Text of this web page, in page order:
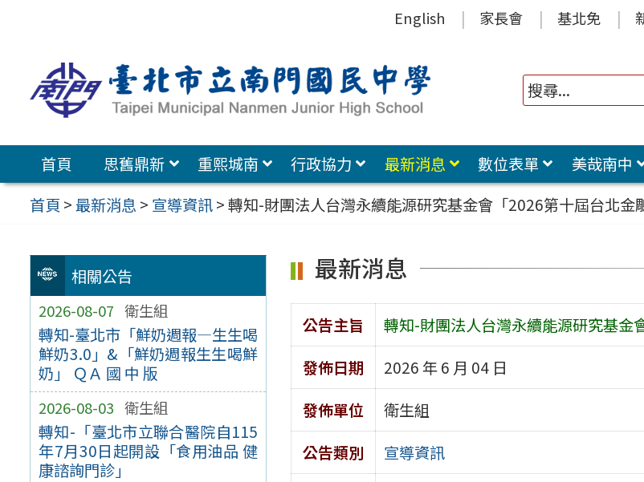
容
區
English 家長會 基北免
首頁 思舊鼎新 重熙城南 行政協力 最新消息 數位表單 美哉南中
首頁 >最新消息 > 宣導資訊>轉知-財團法人台灣永續能源研究基金會「2026第十屆台北金
相關公告
2026-08-07 衛生組
轉知-臺北市「鮮奶週報—生生喝
鮮奶3.0」&「鮮奶週報生生喝鮮
奶」 ＱＡ 國 中 版
2026-08-03 衛生組
轉知-「臺北市立聯合醫院自115
年7月30日起開設「食用油品 健
康諮詢門診」
最新消息
公告主旨
轉知-財團法人台灣永續能源研究基金
發佈日期
2026 年 6 月 04 日
發佈單位
衛生組
公告類別
宣導資訊